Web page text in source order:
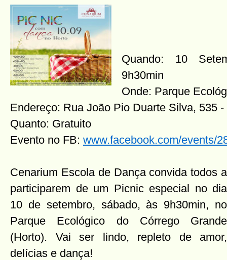
Quando: 10
9h30min
Onde: Parque
Endereço: Rua João Pio Duarte Silva, 535
Quanto: Gratuito
Evento no FB: www.facebook.com/events/
Cenarium Escola de Dança convida todos a
participarem de um Picnic especial no dia
10 de setembro, sábado, às 9h30min, no
Parque Ecológico do Córrego Grande
(Horto). Vai ser lindo, repleto de amor,
delícias e dança!